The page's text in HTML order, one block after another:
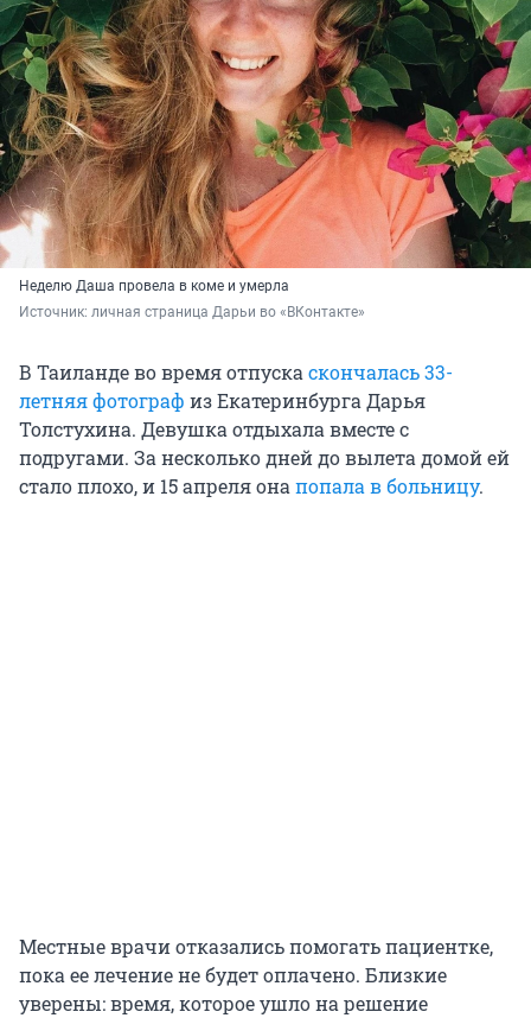
Неделю Даша провела в коме и умерла
Источник: личная страница Дарьи во «ВКонтакте»
В Таиланде во время отпуска скончалась 33-
летняя фотограф из Екатеринбурга Дарья
Толстухина. Девушка отдыхала вместе с
подругами. За несколько дней до вылета домой ей
стало плохо, и 15 апреляона попала в больницу.
Местные врачи отказались помогать пациентке,
пока ее лечение не будет оплачено. Близкие
уверены: время, которое ушло на решение